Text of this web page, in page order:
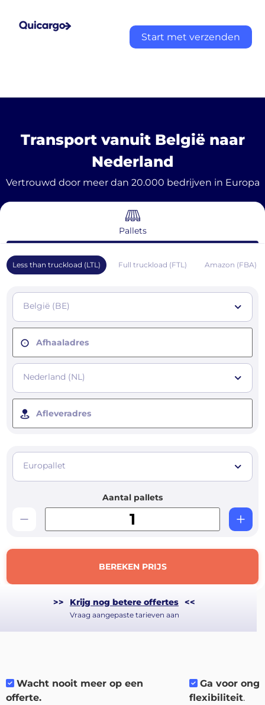
Start met verzenden
Transport vanuit België naar
Nederland
Vertrouwd door meer dan 20.000 bedrijven in Europa
Pallets
Less than truckload (LTL) Full truckload (FTL) Amazon (FBA)
België (BE)
Afhaaladres
Nederland (NL)
Afleveradres
Europallet
Aantal pallets
BEREKEN PRIJS
>> Krijg nog betere offertes <<
Vraag aangepaste tarieven aan
Wacht nooit meer op een
offerte.
Ga voor
flexibiliteit.